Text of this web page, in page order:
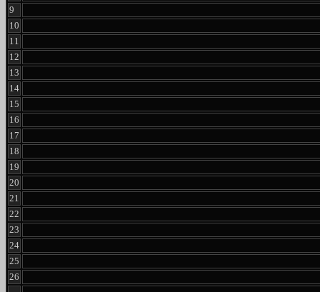
9
10
11
12
13
14
15
16
17
18
19
20
21
22
23
24
25
26